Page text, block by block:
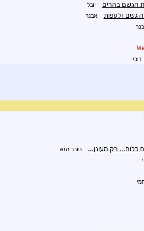
הגשם בהרים יובל
גשם זלעפות אבנר
דובי
כלום... רק מעונן... חובב מזא